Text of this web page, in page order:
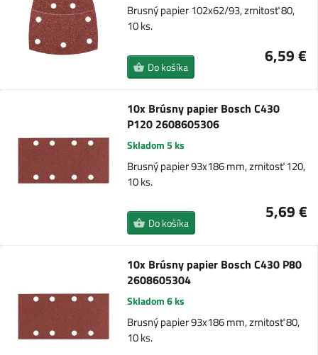
Brusný papier 102x62/93, zrnitosť 80,
10 ks.
6,59 €
Do košíka
10x Brúsny papier Bosch C430
P120 2608605306
Skladom 5 ks
Brusný papier 93x186 mm, zrnitosť 120,
10 ks.
5,69 €
Do košíka
10x Brúsny papier Bosch C430 P80
2608605304
Skladom 6 ks
Brusný papier 93x186 mm, zrnitosť 80,
10 ks.